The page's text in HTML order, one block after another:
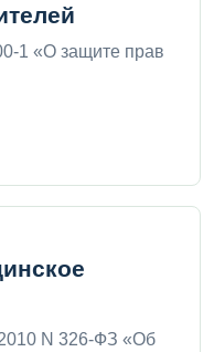
1 «О защите прав
N 326-ФЗ «Об